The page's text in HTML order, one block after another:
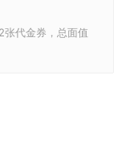
张代金券，总面值